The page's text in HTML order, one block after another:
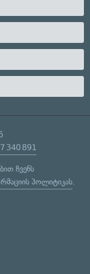
340 891
ჩვენს
პოლიტიკას.